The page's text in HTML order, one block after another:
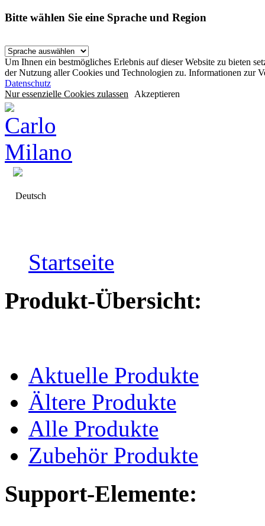
Bitte wählen Sie eine Sprache und Region
Um Ihnen ein bestmögliches Erlebnis auf dieser Website zu bieten
der Nutzung aller Cookies und Technologien zu. Informationen zur
Datenschutz
Nur essenzielle Cookies zulassen Akzeptieren
Deutsch
Startseite
Produkt-Übersicht:
Aktuelle Produkte
Ältere Produkte
Alle Produkte
Zubehör Produkte
Support-Elemente: